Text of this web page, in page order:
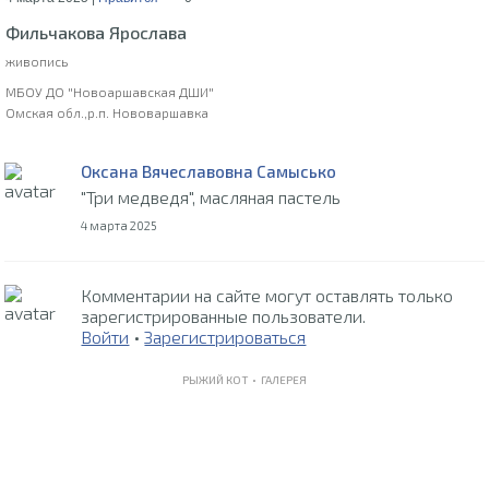
Фильчакова Ярослава
живопись
МБОУ ДО "Новоаршавская ДШИ"
Омская обл.,р.п. Нововаршавка
Оксана Вячеславовна Самысько
"Три медведя", масляная пастель
4 марта 2025
Комментарии на сайте могут оставлять только
зарегистрированные пользователи.
Войти •Зарегистрироваться
РЫЖИЙ КОТ • ГАЛЕРЕЯ